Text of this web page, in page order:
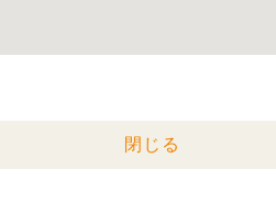
閉じる